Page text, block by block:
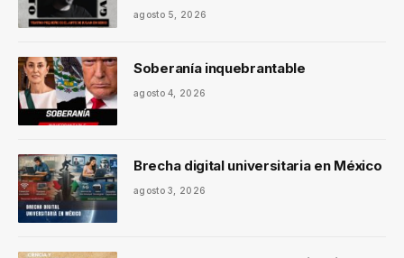
agosto 5, 2026
Soberanía inquebrantable
agosto 4, 2026
Brecha digital universitaria en México
agosto 3, 2026